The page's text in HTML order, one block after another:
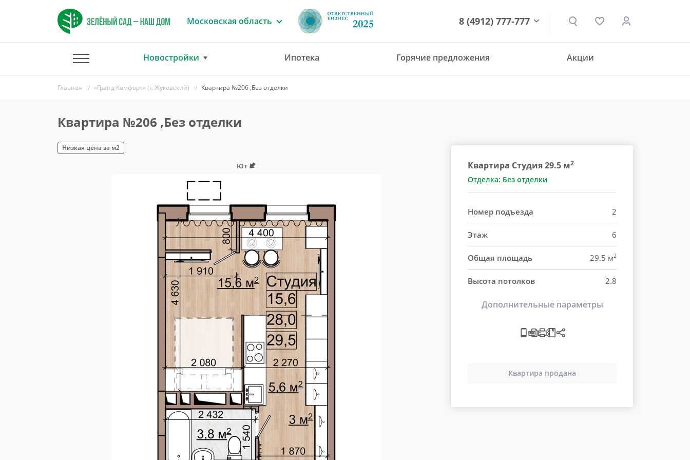
Московская область 8 (4912) 777-777
Новостройки Ипотека Горячие предложения Акции
Главная «Гранд Комфорт» (г. Жуковский) Квартира №206 ,Без отделки
Квартира №206 ,Без отделки
Низкая цена за м2
Юг Квартира Студия 29.5 м2
Отделка: Без отделки
Номер подъезда 2
Этаж 6
Общая площадь 29.5 м2
Высота потолков 2.8
Дополнительные параметры
Квартира продана